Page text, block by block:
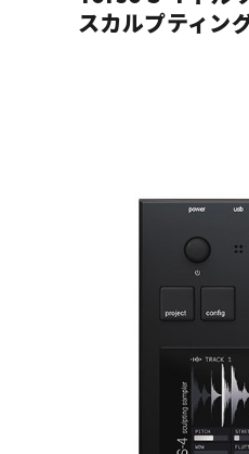
中古
スカルプティン